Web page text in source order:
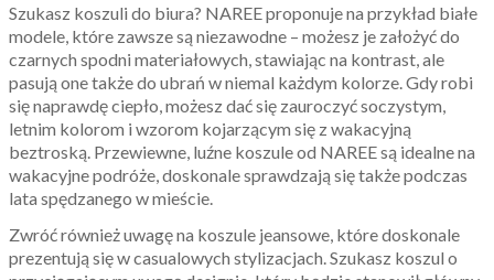
Szukasz koszuli do biura? NAREE proponuje na przykład białe
modele, które zawsze są niezawodne – możesz je założyć do
czarnych spodni materiałowych, stawiając na kontrast, ale
pasują one także do ubrań w niemal każdym kolorze. Gdy robi
się naprawdę ciepło, możesz dać się zauroczyć soczystym,
letnim kolorom i wzorom kojarzącym się z wakacyjną
beztroską. Przewiewne, luźne koszule od NAREE są idealne na
wakacyjne podróże, doskonale sprawdzają się także podczas
lata spędzanego w mieście.
Zwróć również uwagę na koszule jeansowe, które doskonale
prezentują się w casualowych stylizacjach. Szukasz koszul o